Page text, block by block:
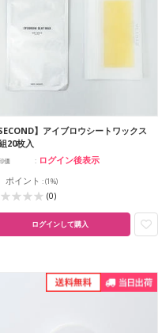
SECOND】アイブロウシートワックス
20枚入
価 ログイン後表示
ポイント :(1%)
(0)
ログインして購入